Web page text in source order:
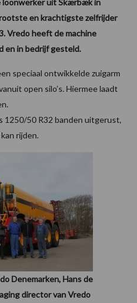
loonwerker uit Skærbæk in
en krachtigste zelfrijder
Vredo heeft de machine
en in bedrijf gesteld.
speciaal ontwikkelde zuigarm
open silo’s. Hiermee laadt
1250/50 R32 banden uitgerust,
rijden.
Denemarken, Hans de
director van Vredo